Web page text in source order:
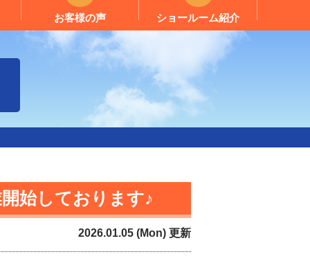
お客様の声 ショールーム紹介
始しております♪
2026.01.05 (Mon) 更新